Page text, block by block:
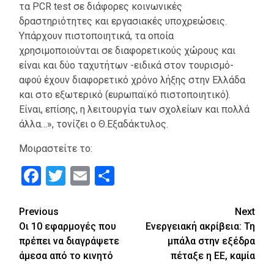
τα PCR test σε διάφορες κοινωνικές
δραστηριότητες και εργασιακές υποχρεώσεις.
Υπάρχουν πιστοποιητικά, τα οποία
χρησιμοποιούνται σε διαφορετικούς χώρους και
είναι και δύο ταχυτήτων -ειδικά στον τουρισμό-
αφού έχουν διαφορετικό χρόνο λήξης στην Ελλάδα
και στο εξωτερικό (ευρωπαϊκό πιστοποιητικό).
Είναι, επίσης, η λειτουργία των σχολείων και πολλά
άλλα…», τονίζει ο Θ.Εξαδάκτυλος.
Μοιραστείτε το:
Facebook
Twitter
Email
Continue
Reading
Previous
Οι 10 εφαρμογές που
πρέπει να διαγράψετε
άμεσα από το κινητό
Next
Ενεργειακή ακρίβεια: Τη
μπάλα στην εξέδρα
πέταξε η ΕΕ, καμία